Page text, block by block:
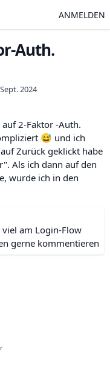
ANMELDEN
Auth.
Sept. 2024
2-Faktor -Auth.
😅 und ich
Zurück geklickt habe
Als ich dann auf den
wurde ich in den
am Login-Flow
gerne kommentieren